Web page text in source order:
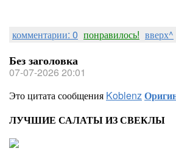
комментарии: 0 понравилось! вверх^
Без заголовка
07-07-2026 20:01
Это цитата сообщения Koblenz
ЛУЧШИЕ САЛАТЫ ИЗ СВЕКЛЫ